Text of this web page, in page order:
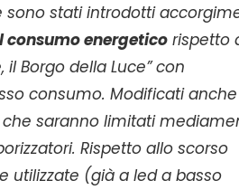
sono stati introdotti
energetico rispetto
Borgo della Luce” con
consumo. Modificati
saranno limitati
Rispetto allo scorso
utilizzate (già a led a basso